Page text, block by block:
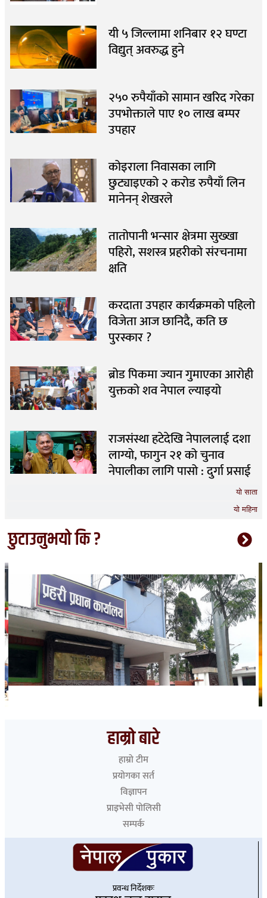
यो साता
यो महिना
यी ५ जिल्लामा शनिबार १२ घण्टा
विद्युत् अवरुद्ध हुने
२५० रुपैयाँको सामान खरिद गरेका
उपभोक्ताले पाए १० लाख बम्पर
उपहार
कोइराला निवासका लागि
छुट्याइएको २ करोड रुपैयाँ लिन
मानेनन् शेखरले
तातोपानी भन्सार क्षेत्रमा सुख्खा
पहिरो, सशस्त्र प्रहरीको संरचनामा
क्षति
करदाता उपहार कार्यक्रमको पहिलो
विजेता आज छानिदै, कति छ
पुरस्कार ?
ब्रोड पिकमा ज्यान गुमाएका आरोही
युक्तको शव नेपाल ल्याइयो
राजसंस्था हटेदेखि नेपाललाई दशा
लाग्यो, फागुन २१ को चुनाव
नेपालीका लागि पासो : दुर्गा प्रसाई
छुटाउनुभयो कि ?
हाम्रो बारे
हाम्रो टीम
प्रयोगका सर्त
विज्ञापन
प्राइभेसी पोलिसी
सम्पर्क
प्रवन्ध निर्देशकः